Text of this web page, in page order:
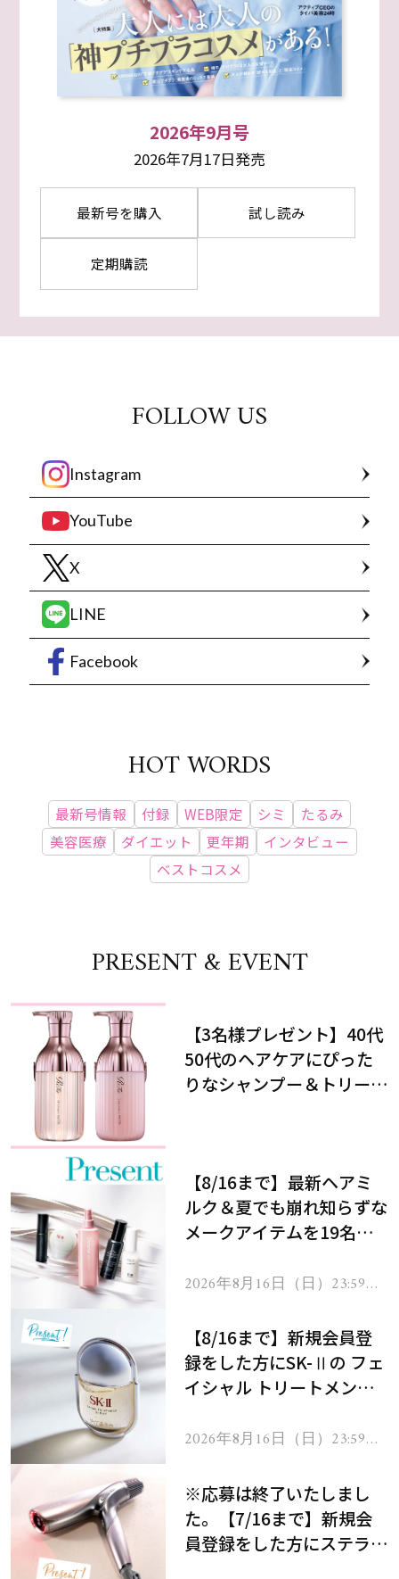
2026年9月号
2026年7月17日発売
最新号を購入 試し読み
定期購読
FOLLOW US
Instagram
YouTube
X
LINE
Facebook
HOT WORDS
最新号情報 付録 WEB限定 シミ
たるみ
美容医療
ダイエット 更年期
インタビュー
ベストコスメ
PRESENT & EVENT
【3名様プレゼント】40代
50代のヘアケアにぴった
りなシャンプー＆トリート
【8/16まで】最新ヘアミ
ルク＆夏でも崩れ知らずな
メークアイテムを19名様
2026年8月16日（日）23:59ま
【8/16まで】新規会員登
録をした方にSK-Ⅱの フェ
イシャル トリートメント
2026年8月16日（日）23:59ま
※応募は終了いたしまし
た。【7/16まで】新規会
員登録をした方にステラボ